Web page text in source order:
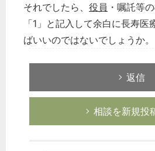
それでしたら、 役員 ・嘱託等
「1」と記入して余白に長寿
ばいいのではないでしょうか。
返信
相談を新規投
選択してください
労務管理
税務経理